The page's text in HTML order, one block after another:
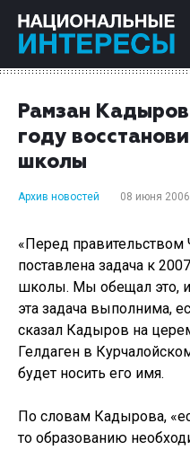
Рамзан
году
школы
Архив новостей 08 июня
«Перед
поставлена задача к
школы. Мы обещал это,
эта задача выполнима,
сказал Кадыров на
Гелдаген в
будет носить его имя.
По словам Кадырова,
то образованию